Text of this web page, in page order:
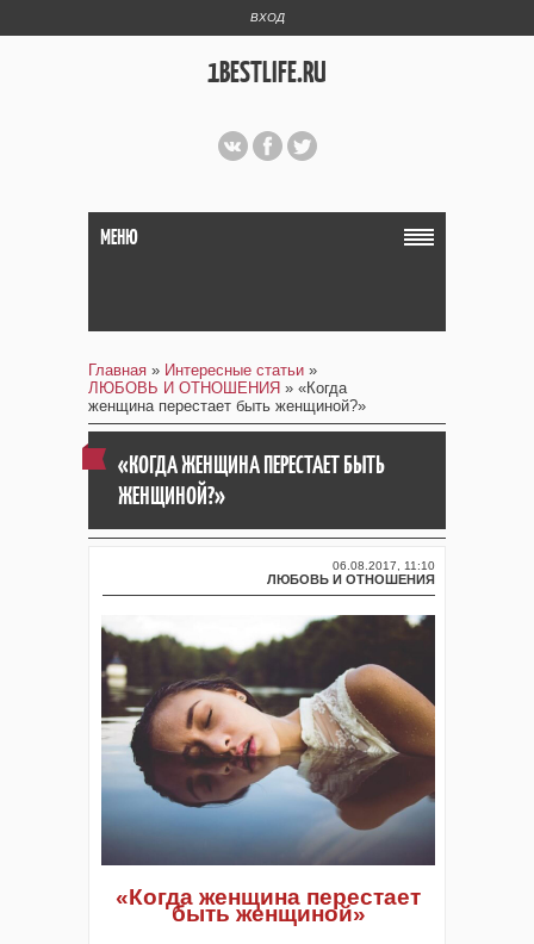
ВХОД
1BESTLIFE.RU
МЕНЮ
Главная » Интересные статьи »
ЛЮБОВЬ И ОТНОШЕНИЯ » «Когда
женщина перестает быть женщиной?»
«КОГДА ЖЕНЩИНА ПЕРЕСТАЕТ БЫТЬ
ЖЕНЩИНОЙ?»
06.08.2017, 11:10
ЛЮБОВЬ И ОТНОШЕНИЯ
«Когда женщина перестает
быть женщиной»